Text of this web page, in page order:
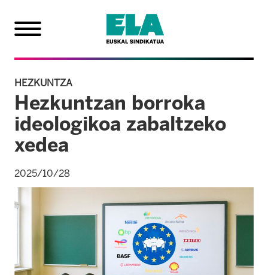
HEZKUNTZA
Hezkuntzan borroka
ideologikoa zabaltzeko
xedea
2025/10/28